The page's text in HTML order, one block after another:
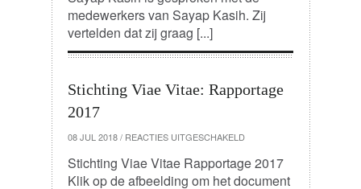
medewerkers van Sayap Kasih. Zij
vertelden dat zij graag [...]
Stichting Viae Vitae: Rapportage
2017
08 JUL 2018 / REACTIES UITGESCHAKELDVOOR
VIAE
VITAE:
RAPPORTAGE
Stichting Viae Vitae Rapportage 2017
Klik op de afbeelding om het document